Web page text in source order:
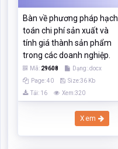
Bàn về phương pháp hạch
toán chi phí sản xuất và
tính giá thành sản phẩm
trong các doanh nghiệp.
Mã: 29608
Dạng:.docx
Page: 40
Size:36 Kb
Tải: 16
Xem:320
Xem